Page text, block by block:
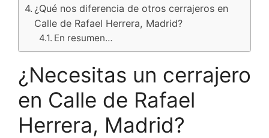
¿Qué nos diferencia de otros cerrajeros en
Calle de Rafael Herrera, Madrid?
En resumen…
¿Necesitas un cerrajero
en Calle de Rafael
Herrera, Madrid?